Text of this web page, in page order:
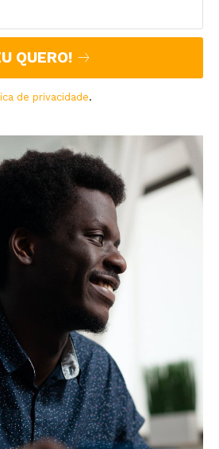
QUERO!
de privacidade.